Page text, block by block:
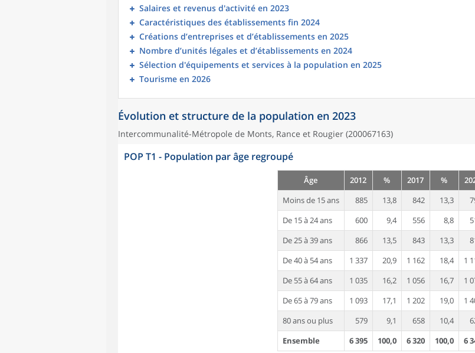
Salaires et revenus d'activité en 2023
Caractéristiques des établissements fin 2024
Créations d’entreprises et d’établissements en 2025
Nombre d’unités légales et d’établissements en 2024
Sélection d'équipements et services à la population en 2025
Tourisme en 2026
Évolution et structure de la population en 2023
Intercommunalité-Métropole de Monts, Rance et Rougier (200067163)
POP T1 - Population par âge regroupé
Âge 2012 % 2017 %
Moins de 15 ans
885 13,8 842 13,3
De 15 à 24 ans
600 9,4 556 8,8
De 25 à 39 ans
866 13,5 843 13,3
De 40 à 54 ans
1 337 20,9 1 162 18,4 1
De 55 à 64 ans
1 035 16,2 1 056 16,7 1
De 65 à 79 ans
1 093 17,1 1 202 19,0 1
80 ans ou plus
579 9,1 658 10,4
Ensemble
6 395 100,0 6 320 100,0 6